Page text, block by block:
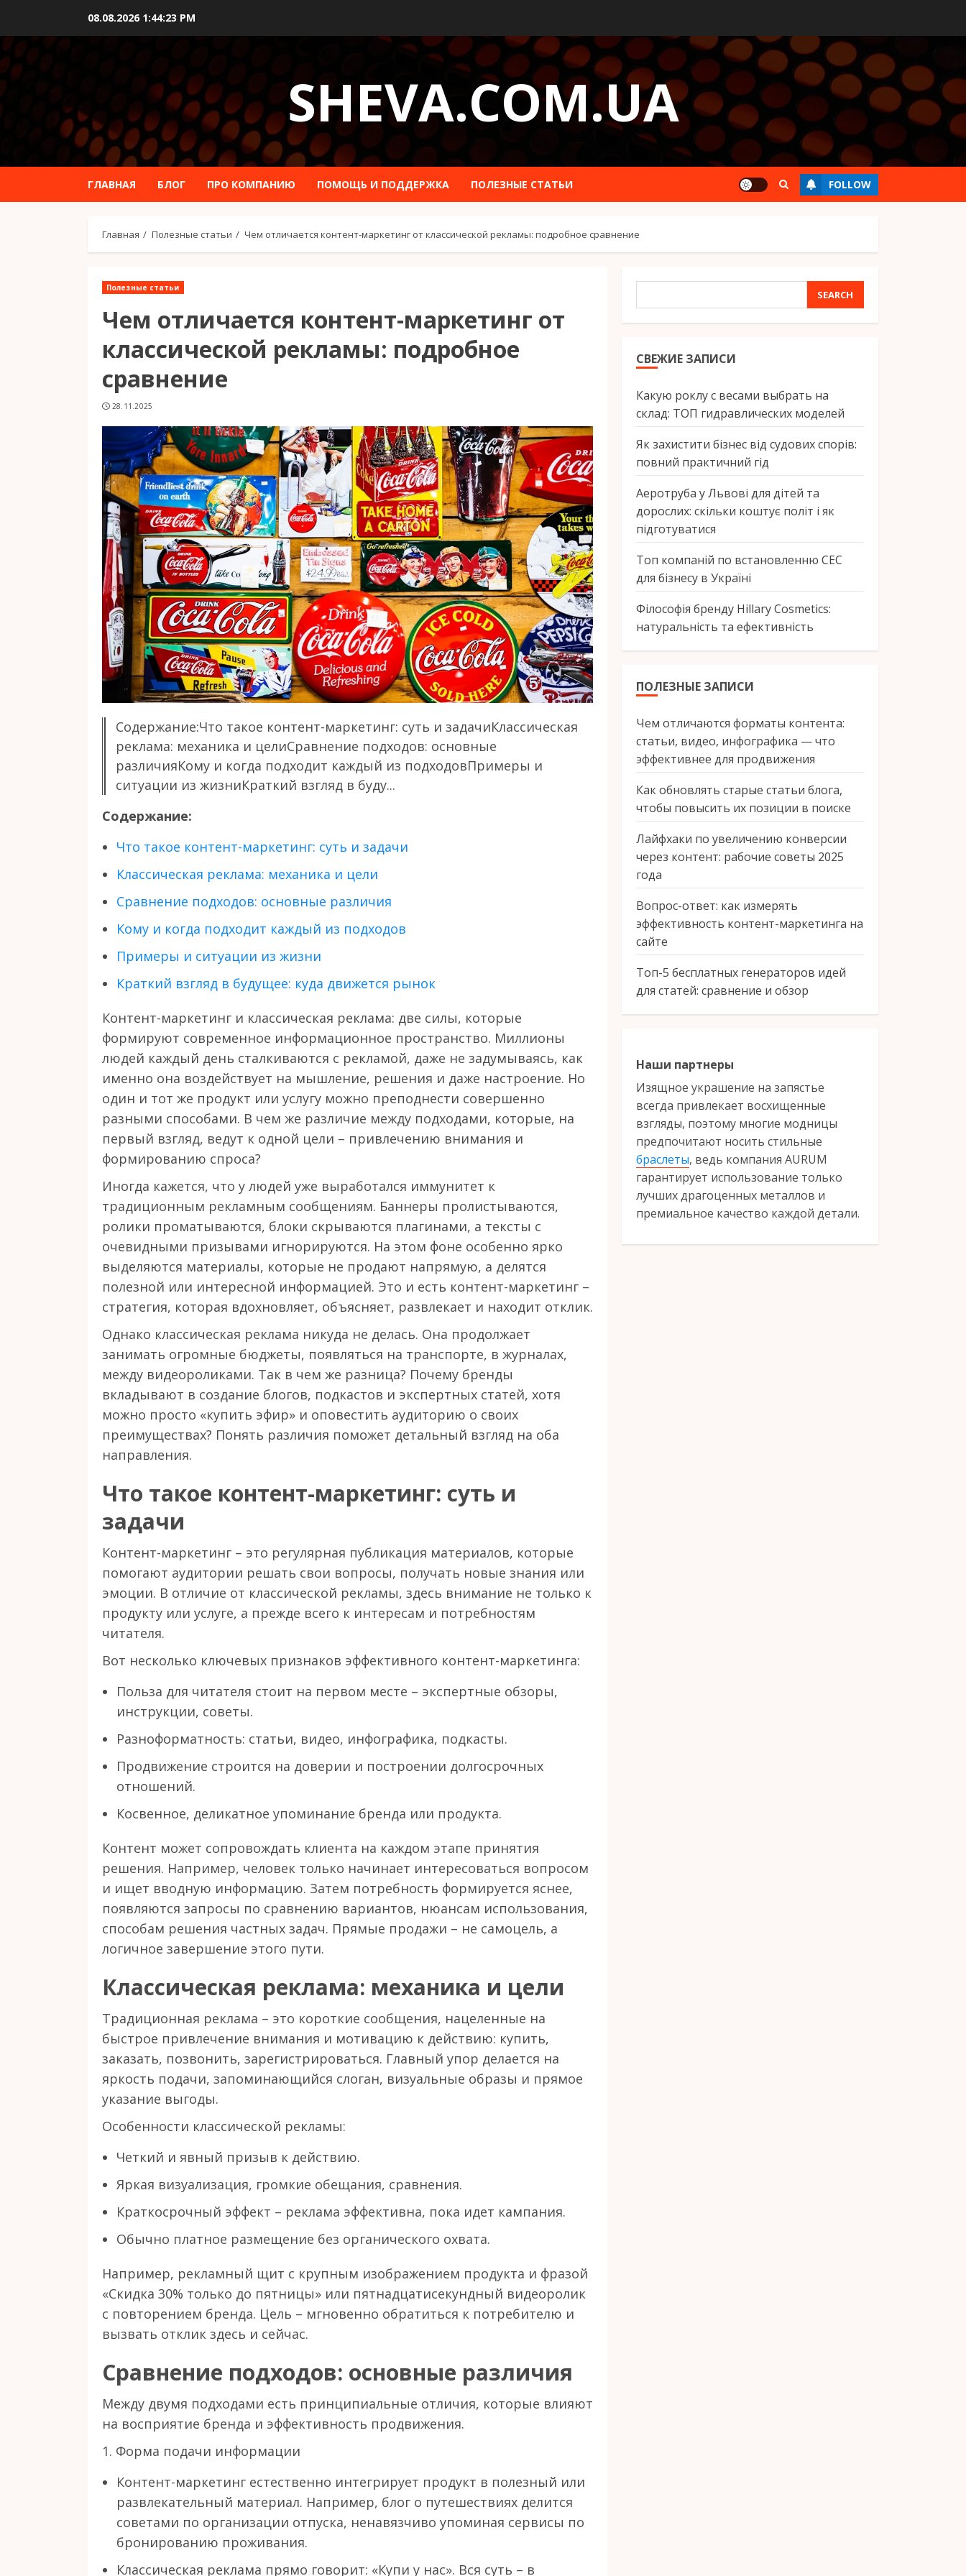
содержимому
08.08.2026 1:44:24 PM
SHEVA.COM.UA
ГЛАВНАЯ БЛОГ ПРО КОМПАНИЮ ПОМОЩЬ И ПОДДЕРЖКА ПОЛЕЗНЫЕ СТАТЬИ FOLLOW
Главная Полезные статьи Чем отличается контент-маркетинг от классической рекламы: подробное сравнение
Полезные статьи
Чем отличается контент-маркетинг от
классической рекламы: подробное
сравнение
28.11.2025
Содержание:Что такое контент-маркетинг: суть и задачиКлассическая
реклама: механика и целиСравнение подходов: основные
различияКому и когда подходит каждый из подходовПримеры и
ситуации из жизниКраткий взгляд в буду...
Содержание:
Что такое контент-маркетинг: суть и задачи
Классическая реклама: механика и цели
Сравнение подходов: основные различия
Кому и когда подходит каждый из подходов
Примеры и ситуации из жизни
Краткий взгляд в будущее: куда движется рынок
Контент-маркетинг и классическая реклама: две силы, которые
формируют современное информационное пространство. Миллионы
людей каждый день сталкиваются с рекламой, даже не задумываясь, как
именно она воздействует на мышление, решения и даже настроение. Но
один и тот же продукт или услугу можно преподнести совершенно
разными способами. В чем же различие между подходами, которые, на
первый взгляд, ведут к одной цели – привлечению внимания и
формированию спроса?
Иногда кажется, что у людей уже выработался иммунитет к
традиционным рекламным сообщениям. Баннеры пролистываются,
ролики проматываются, блоки скрываются плагинами, а тексты с
очевидными призывами игнорируются. На этом фоне особенно ярко
выделяются материалы, которые не продают напрямую, а делятся
полезной или интересной информацией. Это и есть контент-маркетинг –
стратегия, которая вдохновляет, объясняет, развлекает и находит отклик.
Однако классическая реклама никуда не делась. Она продолжает
занимать огромные бюджеты, появляться на транспорте, в журналах,
между видеороликами. Так в чем же разница? Почему бренды
вкладывают в создание блогов, подкастов и экспертных статей, хотя
можно просто «купить эфир» и оповестить аудиторию о своих
преимуществах? Понять различия поможет детальный взгляд на оба
направления.
Что такое контент-маркетинг: суть и
задачи
Контент-маркетинг – это регулярная публикация материалов, которые
помогают аудитории решать свои вопросы, получать новые знания или
эмоции. В отличие от классической рекламы, здесь внимание не только к
продукту или услуге, а прежде всего к интересам и потребностям
читателя.
Вот несколько ключевых признаков эффективного контент-маркетинга:
Польза для читателя стоит на первом месте – экспертные обзоры,
инструкции, советы.
Разноформатность: статьи, видео, инфографика, подкасты.
Продвижение строится на доверии и построении долгосрочных
отношений.
Косвенное, деликатное упоминание бренда или продукта.
Контент может сопровождать клиента на каждом этапе принятия
решения. Например, человек только начинает интересоваться вопросом
и ищет вводную информацию. Затем потребность формируется яснее,
появляются запросы по сравнению вариантов, нюансам использования,
способам решения частных задач. Прямые продажи – не самоцель, а
логичное завершение этого пути.
Классическая реклама: механика и цели
Традиционная реклама – это короткие сообщения, нацеленные на
быстрое привлечение внимания и мотивацию к действию: купить,
заказать, позвонить, зарегистрироваться. Главный упор делается на
яркость подачи, запоминающийся слоган, визуальные образы и прямое
указание выгоды.
Особенности классической рекламы:
Четкий и явный призыв к действию.
Яркая визуализация, громкие обещания, сравнения.
Краткосрочный эффект – реклама эффективна, пока идет кампания.
Обычно платное размещение без органического охвата.
Например, рекламный щит с крупным изображением продукта и фразой
«Скидка 30% только до пятницы» или пятнадцатисекундный видеоролик
с повторением бренда. Цель – мгновенно обратиться к потребителю и
вызвать отклик здесь и сейчас.
Сравнение подходов: основные различия
Между двумя подходами есть принципиальные отличия, которые влияют
на восприятие бренда и эффективность продвижения.
1. Форма подачи информации
Контент-маркетинг естественно интегрирует продукт в полезный или
развлекательный материал. Например, блог о путешествиях делится
советами по организации отпуска, ненавязчиво упоминая сервисы по
бронированию проживания.
Классическая реклама прямо говорит: «Купи у нас». Вся суть – в
SEARCH
СВЕЖИЕ ЗАПИСИ
Какую роклу с весами выбрать на
склад: ТОП гидравлических моделей
Як захистити бізнес від судових спорів:
повний практичний гід
Аеротруба у Львові для дітей та
дорослих: скільки коштує політ і як
підготуватися
Топ компаній по встановленню СЕС
для бізнесу в Україні
Філософія бренду Hillary Cosmetics:
натуральність та ефективність
ПОЛЕЗНЫЕ ЗАПИСИ
Чем отличаются форматы контента:
статьи, видео, инфографика — что
эффективнее для продвижения
Как обновлять старые статьи блога,
чтобы повысить их позиции в поиске
Лайфхаки по увеличению конверсии
через контент: рабочие советы 2025
года
Вопрос-ответ: как измерять
эффективность контент-маркетинга на
сайте
Топ-5 бесплатных генераторов идей
для статей: сравнение и обзор
Наши партнеры
Изящное украшение на запястье
всегда привлекает восхищенные
взгляды, поэтому многие модницы
предпочитают носить стильные
браслеты, ведь компания AURUM
гарантирует использование только
лучших драгоценных металлов и
премиальное качество каждой детали.